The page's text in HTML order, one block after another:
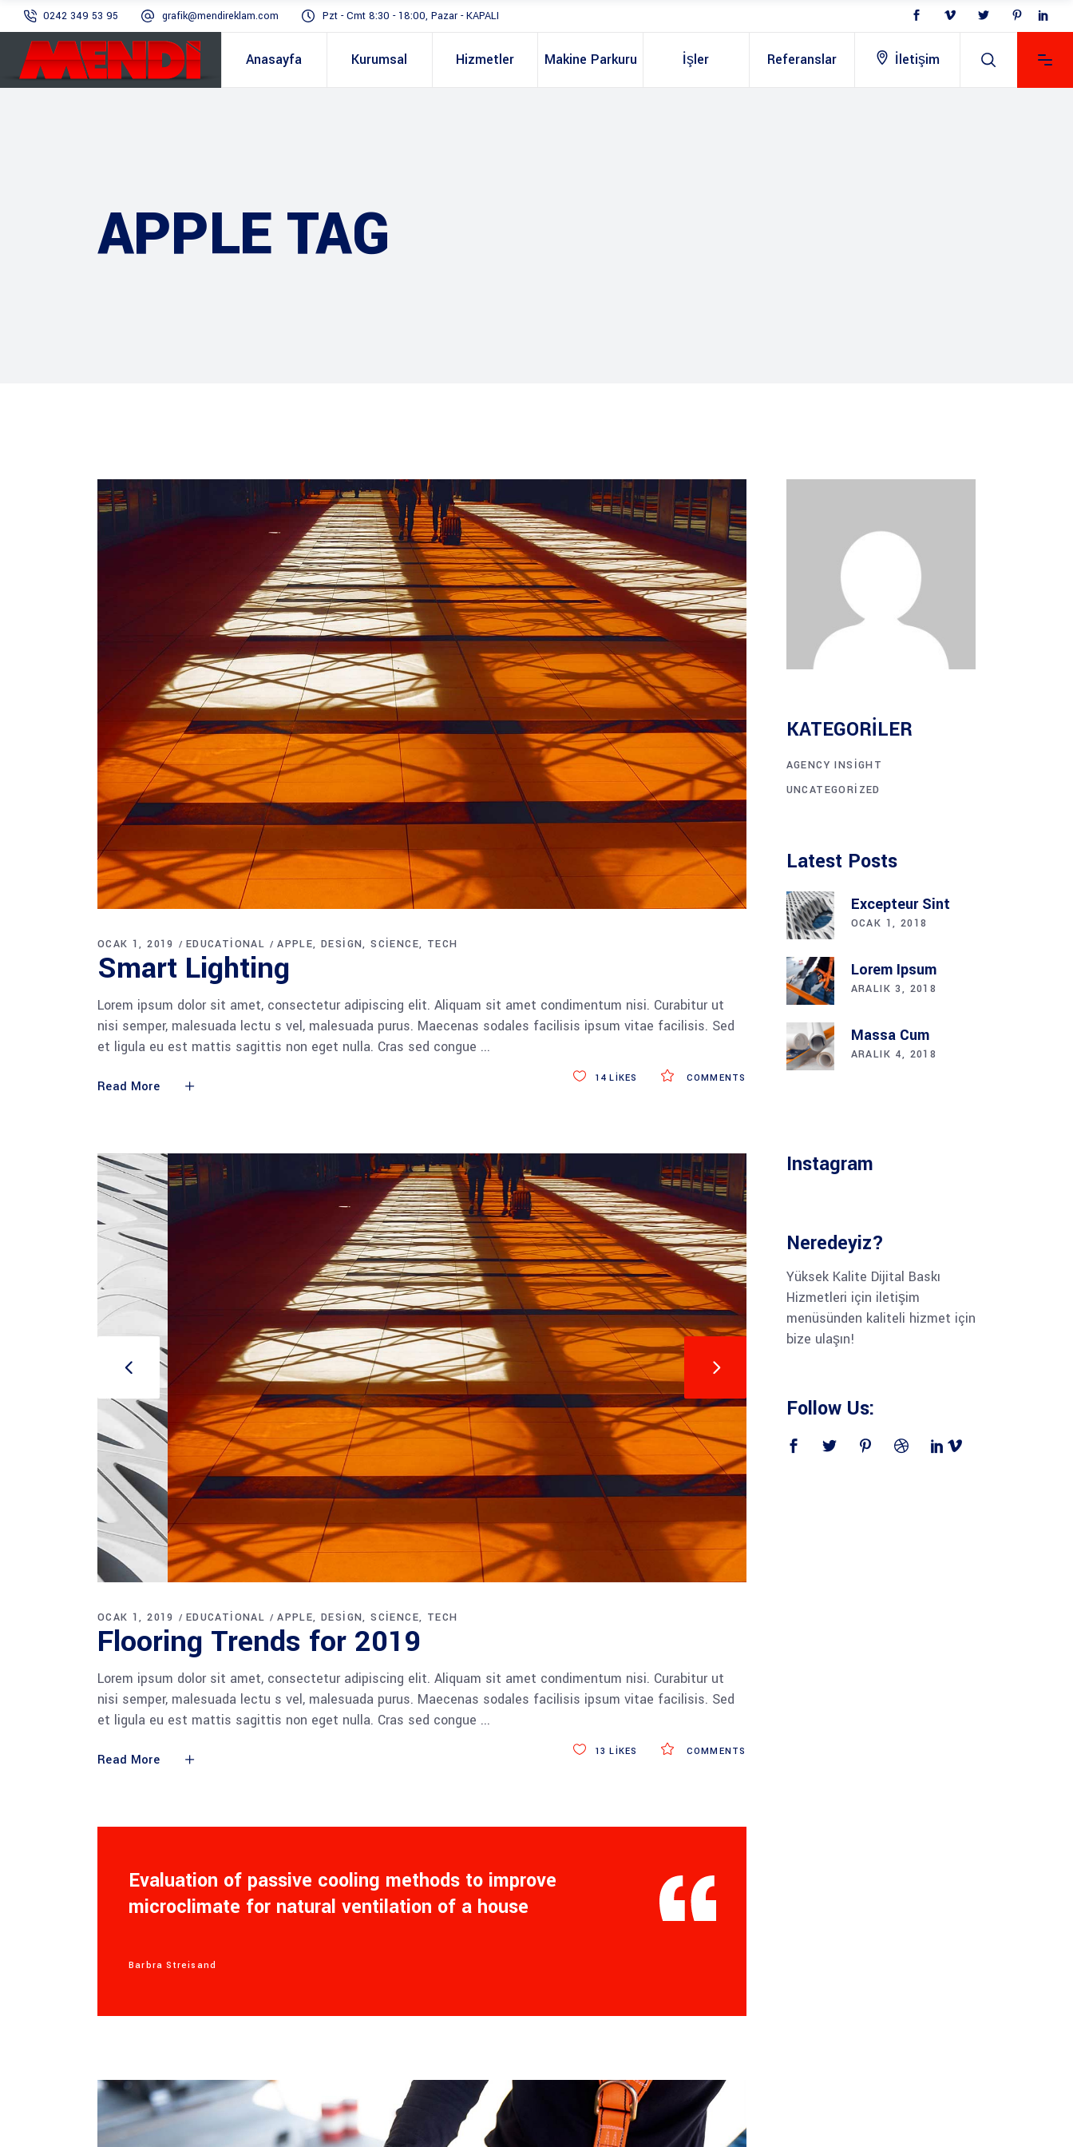
0242 349 53 95 grafik@mendireklam.com Pzt - Cmt 8:30 - 18:00, Pazar - KAPALI
Anasayfa Kurumsal Hizmetler Makine Parkuru İşler Referanslar İletişim
APPLE TAG
OCAK 1, 2019 EDUCATIONAL APPLE DESIGN SCIENCE TECH
Smart Lighting
Lorem ipsum dolor sit amet, consectetur adipiscing elit. Aliquam sit amet condimentum nisi. Curabitur ut
nisi semper, malesuada lectu s vel, malesuada purus. Maecenas sodales facilisis ipsum vitae facilisis. Sed
et ligula eu est mattis sagittis non eget nulla. Cras sed congue
Read More
COMMENTS
14 LIKES
OCAK 1, 2019 EDUCATIONAL APPLE DESIGN SCIENCE TECH
Flooring Trends for 2019
Lorem ipsum dolor sit amet, consectetur adipiscing elit. Aliquam sit amet condimentum nisi. Curabitur ut
nisi semper, malesuada lectu s vel, malesuada purus. Maecenas sodales facilisis ipsum vitae facilisis. Sed
et ligula eu est mattis sagittis non eget nulla. Cras sed congue
Read More
COMMENTS
13 LIKES
Evaluation of passive cooling methods to improve
microclimate for natural ventilation of a house
Barbra Streisand
KATEGORILER
AGENCY INSIGHT
UNCATEGORIZED
Latest Posts
Excepteur Sint
OCAK 1, 2018
Lorem Ipsum
ARALIK 3, 2018
Massa Cum
ARALIK 4, 2018
Instagram
Neredeyiz?
Yüksek Kalite Dijital Baskı
Hizmetleri için iletişim
menüsünden kaliteli hizmet için
bize ulaşın!
Follow Us: